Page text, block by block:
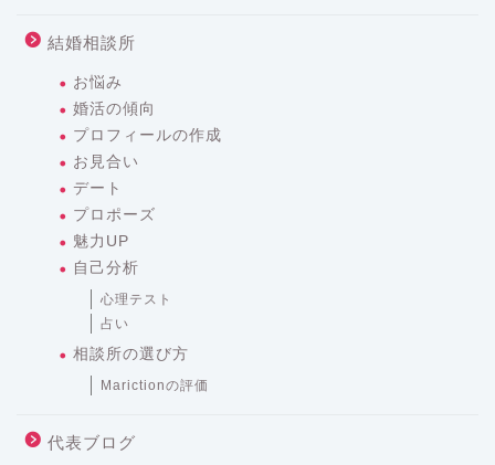
結婚相談所
お悩み
婚活の傾向
プロフィールの作成
お見合い
デート
プロポーズ
魅力UP
自己分析
心理テスト
占い
相談所の選び方
Marictionの評価
代表ブログ